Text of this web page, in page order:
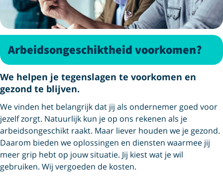
Arbeids­ongeschikt­heid voorkomen?
We helpen je tegenslagen te voorkomen en
gezond te blijven.
We vinden het belangrijk dat jij als ondernemer goed voor
jezelf zorgt. Natuurlijk kun je op ons rekenen als je
arbeidsongeschikt raakt. Maar liever houden we je gezond.
Daarom bieden we oplossingen en diensten waarmee jij
meer grip hebt op jouw situatie. Jij kiest wat je wil
gebruiken. Wij vergoeden de kosten.